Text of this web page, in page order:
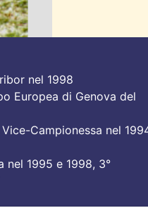
nel 1998
Europea di Genova del
Campionessa nel
nel 1995 e 1998, 3°